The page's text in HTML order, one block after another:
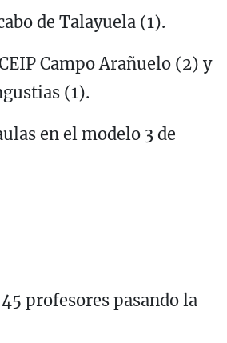
de Talayuela (1).
Campo Arañuelo (2) y
(1).
en el modelo 3 de
profesores pasando la